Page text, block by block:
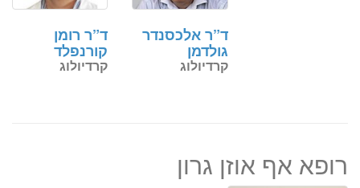
ד”ר רומן
קורנפלד
קרדיולוג
ד”ר אלכסנדר
גולדמן
קרדיולוג
רופא אף אוזן גרון